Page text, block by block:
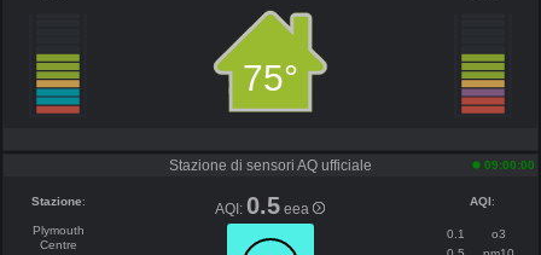
75°
Stazione di sensori AQ ufficiale 09:00:00
Stazione:
Plymouth
Centre
AQI:0.5 eea AQI:
0.1
o3